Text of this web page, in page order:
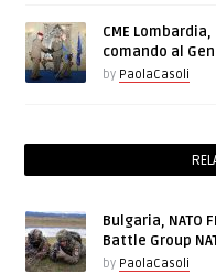
CME
comando al
by PaolaCasoli
Bulgaria, NATO
Battle Group
by PaolaCasoli